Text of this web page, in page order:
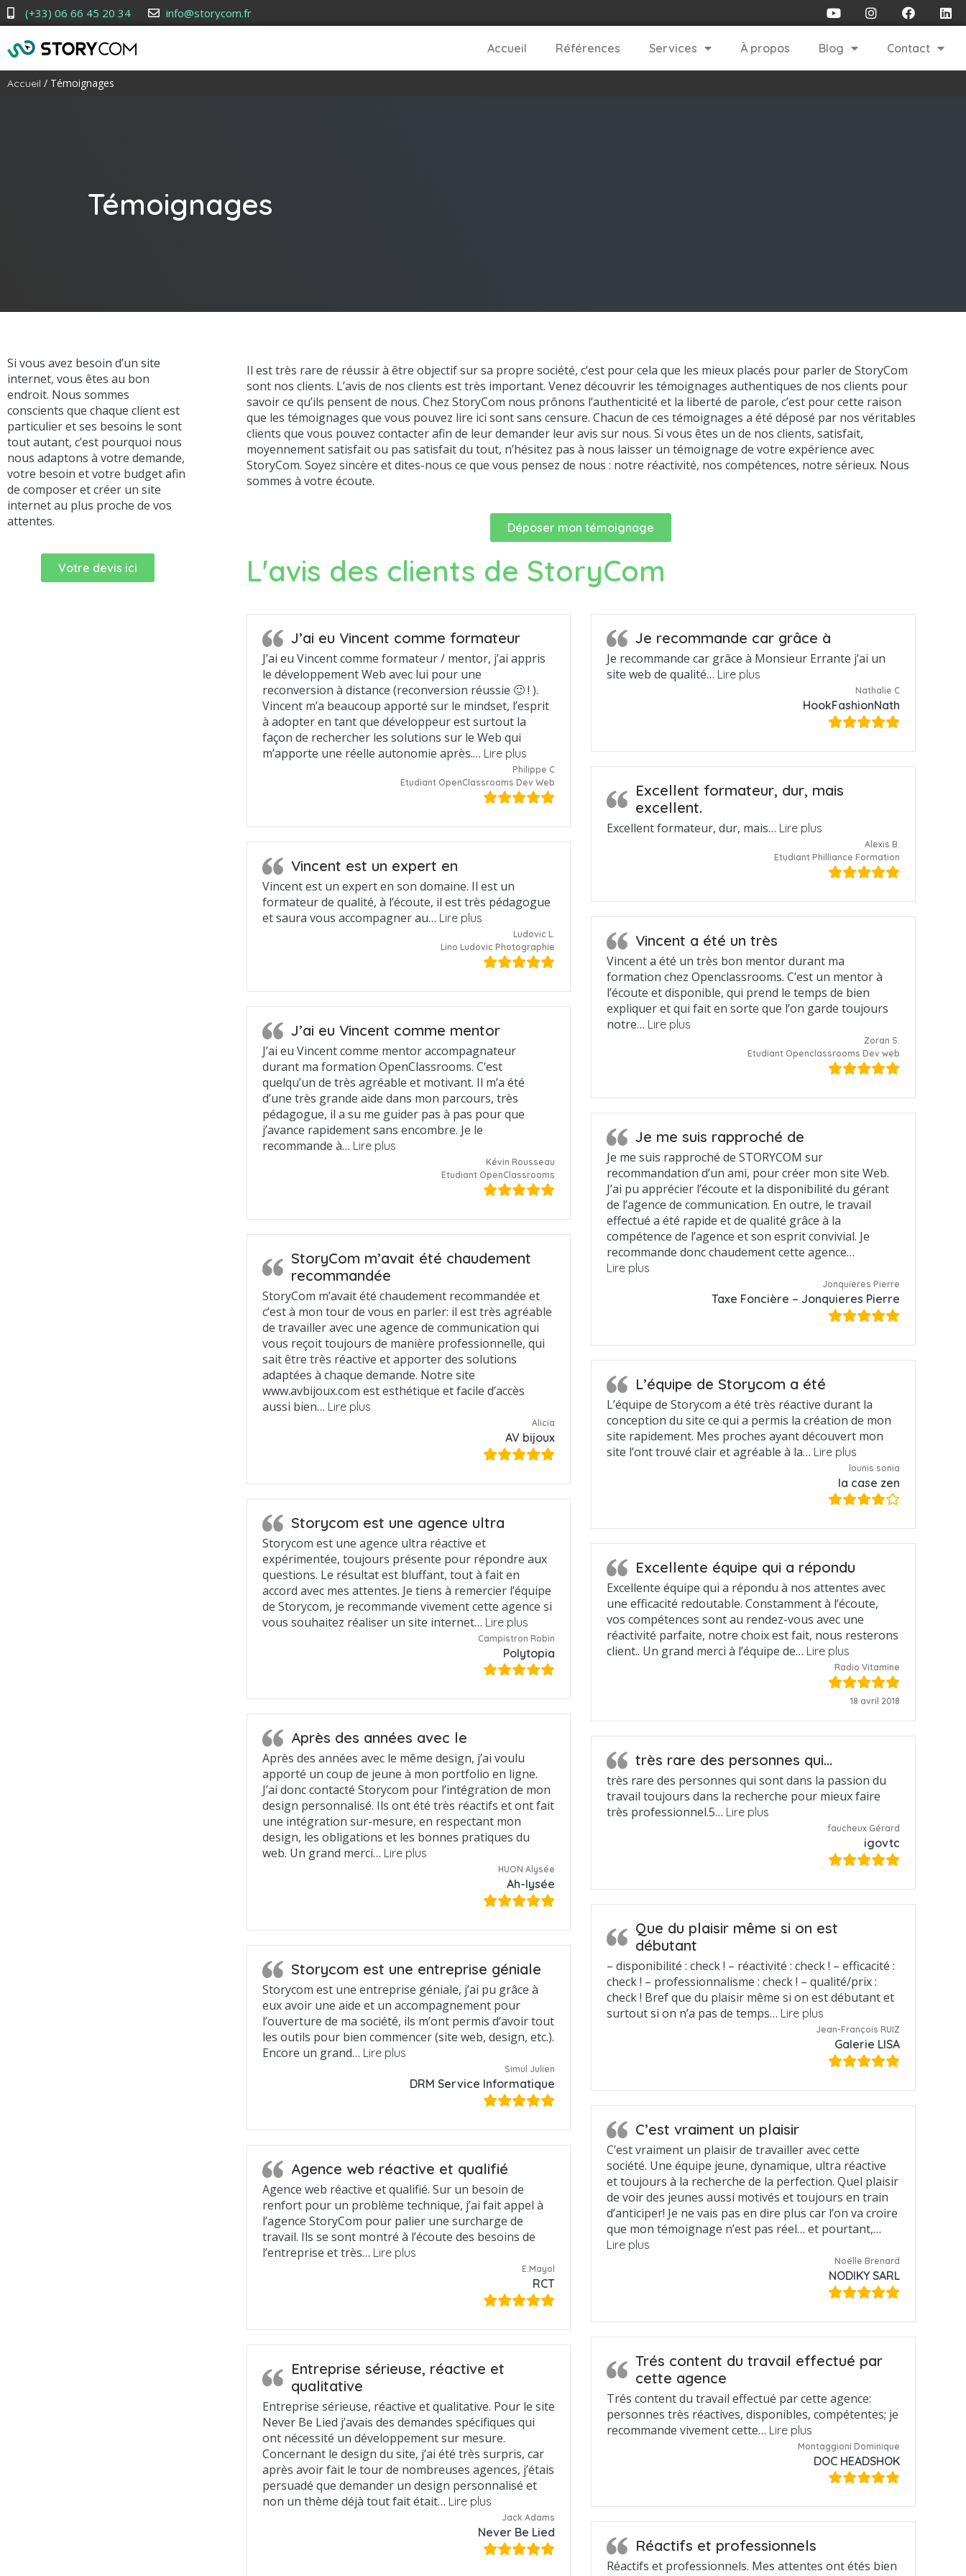
(+33) 06 66 45 20 34 info@storycom.fr
Accueil Références Services À propos Blog Contact
Accueil / Témoignages
Témoignages
Si vous avez besoin d’un site
internet, vous êtes au bon
endroit. Nous sommes
conscients que chaque client est
particulier et ses besoins le sont
tout autant, c’est pourquoi nous
nous adaptons à votre demande,
votre besoin et votre budget afin
de composer et créer un site
internet au plus proche de vos
attentes.
Votre devis ici
Il est très rare de réussir à être objectif sur sa propre société, c’est pour cela que les mieux placés pour parler de StoryCom
sont nos clients. L’avis de nos clients est très important. Venez découvrir les témoignages authentiques de nos clients pour
savoir ce qu’ils pensent de nous. Chez StoryCom nous prônons l’authenticité et la liberté de parole, c’est pour cette raison
que les témoignages que vous pouvez lire ici sont sans censure. Chacun de ces témoignages a été déposé par nos véritables
clients que vous pouvez contacter afin de leur demander leur avis sur nous. Si vous êtes un de nos clients, satisfait,
moyennement satisfait ou pas satisfait du tout, n’hésitez pas à nous laisser un témoignage de votre expérience avec
StoryCom. Soyez sincère et dites-nous ce que vous pensez de nous : notre réactivité, nos compétences, notre sérieux. Nous
sommes à votre écoute.
Déposer mon témoignage
L'avis des clients de StoryCom
J’ai eu Vincent comme formateur
J’ai eu Vincent comme formateur / mentor, j’ai appris
le développement Web avec lui pour une
reconversion à distance (reconversion réussie 🙂 ! ).
Vincent m’a beaucoup apporté sur le mindset, l’esprit
à adopter en tant que développeur est surtout la
façon de rechercher les solutions sur le Web qui
m’apporte une réelle autonomie après.… Lire plus
Philippe C
Etudiant OpenClassrooms Dev Web
Je recommande car grâce à
Je recommande car grâce à Monsieur Errante j’ai un
site web de qualité… Lire plus
Nathalie C
HookFashionNath
Excellent formateur, dur, mais
excellent.
Excellent formateur, dur, mais… Lire plus
Alexis B.
Etudiant Philliance Formation
Vincent est un expert en
Vincent est un expert en son domaine. Il est un
formateur de qualité, à l’écoute, il est très pédagogue
et saura vous accompagner au… Lire plus
Ludovic L.
Lino Ludovic Photographie
Vincent a été un très
Vincent a été un très bon mentor durant ma
formation chez Openclassrooms. C’est un mentor à
l’écoute et disponible, qui prend le temps de bien
expliquer et qui fait en sorte que l’on garde toujours
notre… Lire plus
Zoran S.
Etudiant Openclassrooms Dev web
J’ai eu Vincent comme mentor
J’ai eu Vincent comme mentor accompagnateur
durant ma formation OpenClassrooms. C’est
quelqu’un de très agréable et motivant. Il m’a été
d’une très grande aide dans mon parcours, très
pédagogue, il a su me guider pas à pas pour que
j’avance rapidement sans encombre. Je le
recommande à… Lire plus
Kévin Rousseau
Etudiant OpenClassrooms
Je me suis rapproché de
Je me suis rapproché de STORYCOM sur
recommandation d’un ami, pour créer mon site Web.
J’ai pu apprécier l’écoute et la disponibilité du gérant
de l’agence de communication. En outre, le travail
effectué a été rapide et de qualité grâce à la
compétence de l’agence et son esprit convivial. Je
recommande donc chaudement cette agence…
Lire plus
Jonquieres Pierre
Taxe Foncière – Jonquieres Pierre
StoryCom m’avait été chaudement
recommandée
StoryCom m’avait été chaudement recommandée et
c’est à mon tour de vous en parler: il est très agréable
de travailler avec une agence de communication qui
vous reçoit toujours de manière professionnelle, qui
sait être très réactive et apporter des solutions
adaptées à chaque demande. Notre site
www.avbijoux.com est esthétique et facile d’accès
aussi bien… Lire plus
Alicia
AV bijoux
L’équipe de Storycom a été
L’équipe de Storycom a été très réactive durant la
conception du site ce qui a permis la création de mon
site rapidement. Mes proches ayant découvert mon
site l’ont trouvé clair et agréable à la… Lire plus
lounis sonia
la case zen
Storycom est une agence ultra
Storycom est une agence ultra réactive et
expérimentée, toujours présente pour répondre aux
questions. Le résultat est bluffant, tout à fait en
accord avec mes attentes. Je tiens à remercier l’équipe
de Storycom, je recommande vivement cette agence si
vous souhaitez réaliser un site internet… Lire plus
Campistron Robin
Polytopia
Excellente équipe qui a répondu
Excellente équipe qui a répondu à nos attentes avec
une efficacité redoutable. Constamment à l’écoute,
vos compétences sont au rendez-vous avec une
réactivité parfaite, notre choix est fait, nous resterons
client.. Un grand merci à l’équipe de… Lire plus
Radio Vitamine
18 avril 2018
Après des années avec le
Après des années avec le même design, j’ai voulu
apporté un coup de jeune à mon portfolio en ligne.
J’ai donc contacté Storycom pour l’intégration de mon
design personnalisé. Ils ont été très réactifs et ont fait
une intégration sur-mesure, en respectant mon
design, les obligations et les bonnes pratiques du
web. Un grand merci… Lire plus
HUON Alysée
Ah-lysée
très rare des personnes qui…
très rare des personnes qui sont dans la passion du
travail toujours dans la recherche pour mieux faire
très professionnel.5… Lire plus
faucheux Gérard
igovtc
Que du plaisir même si on est
débutant
– disponibilité : check ! – réactivité : check ! – efficacité :
check ! – professionnalisme : check ! – qualité/prix :
check ! Bref que du plaisir même si on est débutant et
surtout si on n’a pas de temps… Lire plus
Jean-François RUIZ
Galerie LISA
Storycom est une entreprise géniale
Storycom est une entreprise géniale, j’ai pu grâce à
eux avoir une aide et un accompagnement pour
l’ouverture de ma société, ils m’ont permis d’avoir tout
les outils pour bien commencer (site web, design, etc.).
Encore un grand… Lire plus
Simul Julien
DRM Service Informatique
C’est vraiment un plaisir
C’est vraiment un plaisir de travailler avec cette
société. Une équipe jeune, dynamique, ultra réactive
et toujours à la recherche de la perfection. Quel plaisir
de voir des jeunes aussi motivés et toujours en train
d’anticiper! Je ne vais pas en dire plus car l’on va croire
que mon témoignage n’est pas réel… et pourtant,…
Lire plus
Noëlle Brenard
NODIKY SARL
Agence web réactive et qualifié
Agence web réactive et qualifié. Sur un besoin de
renfort pour un problème technique, j’ai fait appel à
l’agence StoryCom pour palier une surcharge de
travail. Ils se sont montré à l’écoute des besoins de
l’entreprise et très… Lire plus
E.Mayol
RCT
Trés content du travail effectué par
cette agence
Trés content du travail effectué par cette agence:
personnes très réactives, disponibles, compétentes; je
recommande vivement cette… Lire plus
Montaggioni Dominique
DOC HEADSHOK
Entreprise sérieuse, réactive et
qualitative
Entreprise sérieuse, réactive et qualitative. Pour le site
Never Be Lied j’avais des demandes spécifiques qui
ont nécessité un développement sur mesure.
Concernant le design du site, j’ai été très surpris, car
après avoir fait le tour de nombreuses agences, j’étais
persuadé que demander un design personnalisé et
non un thème déjà tout fait était… Lire plus
Jack Adams
Never Be Lied
Réactifs et professionnels
Réactifs et professionnels. Mes attentes ont étés bien